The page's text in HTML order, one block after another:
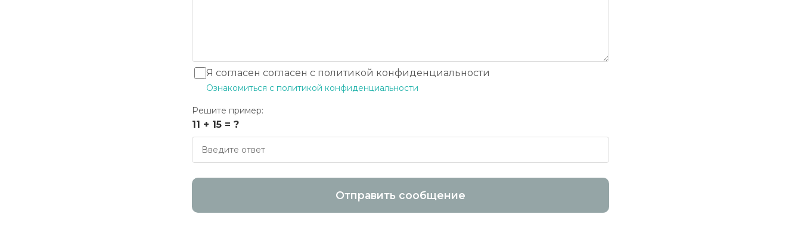
Я согласен согласен с политикой конфиденциальности
Ознакомиться с политикой конфиденциальности
Решите пример:
11 + 15 = ?
Отправить сообщение